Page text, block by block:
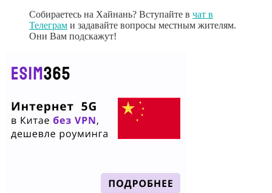
Собираетесь на Хайнань? Вступайте в чат в
Телеграм и задавайте вопросы местным жителям.
Они Вам подскажут!